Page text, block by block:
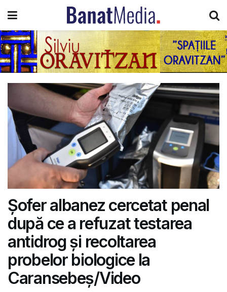
Șofer albanez cercetat penal
după ce a refuzat testarea
antidrog și recoltarea
probelor biologice la
Caransebeș/Video